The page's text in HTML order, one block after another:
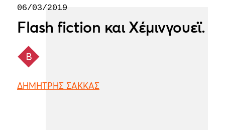
06/03/2019
Flash fiction και Χέμινγουεϊ.
ΔΗΜΗΤΡΗΣ ΣΑΚΚΑΣ